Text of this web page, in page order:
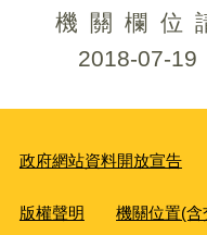
機關欄位
2018-07-19
政府網站資料開放宣告
版權聲明 機關位置(